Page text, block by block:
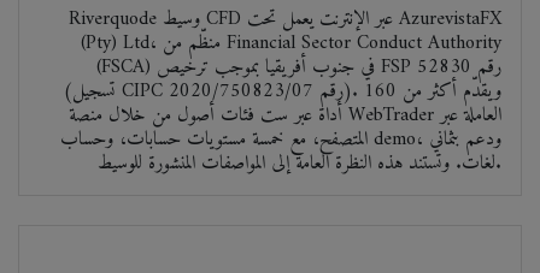
Riverquode وسيط CFD عبر الإنترنت يعمل تحت AzurevistaFX
(Pty) Ltd، منظّم من Financial Sector Conduct Authority
(FSCA) في جنوب أفريقيا بموجب ترخيص FSP رقم 52830
(تسجيل CIPC رقم 2020/750823/07). ويقدّم أكثر من 160
أداة عبر ست فئات أصول من خلال منصة WebTrader العاملة عبر
المتصفح، مع خمسة مستويات حسابات، وحساب demo، ودعم بثماني
لغات. وتستند هذه النظرة العامة إلى المواصفات المنشورة للوسيط.